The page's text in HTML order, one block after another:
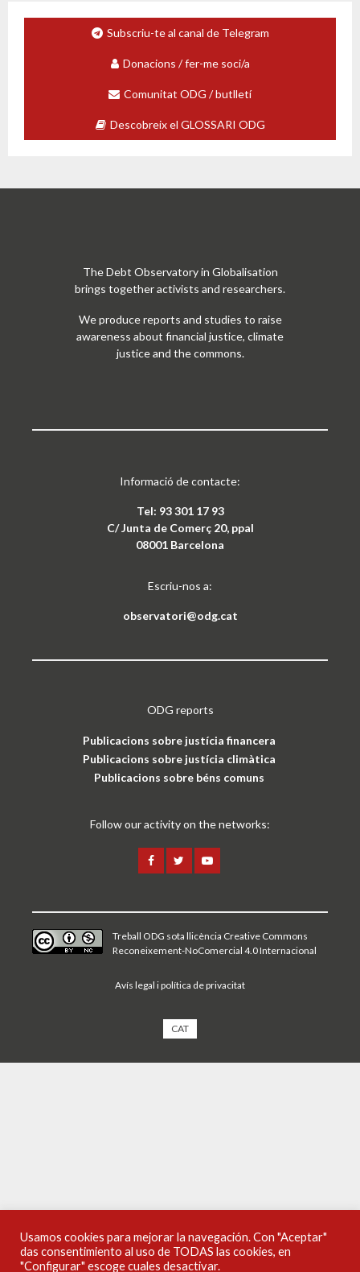
Subscriu-te al canal de Telegram
Donacions / fer-me soci/a
Comunitat ODG / butlletí
Descobreix el GLOSSARI ODG
The Debt Observatory in Globalisation
brings together activists and researchers.
We produce reports and studies to raise
awareness about financial justice, climate
justice and the commons.
Informació de contacte:
Tel: 93 301 17 93
C/ Junta de Comerç 20, ppal
08001 Barcelona
Escriu-nos a:
observatori@odg.cat
ODG reports
Publicacions sobre justícia financera
Publicacions sobre justícia climàtica
Publicacions sobre béns comuns
Follow our activity on the networks:
Treball ODG sota llicència Creative Commons
Reconeixement-NoComercial 4.0 Internacional
Avís legal i política de privacitat
Usamos cookies para mejorar la navegación. Con "Aceptar"
das consentimiento al uso de TODAS las cookies, en
"Configurar" escoge cuales desactivar.
CAT